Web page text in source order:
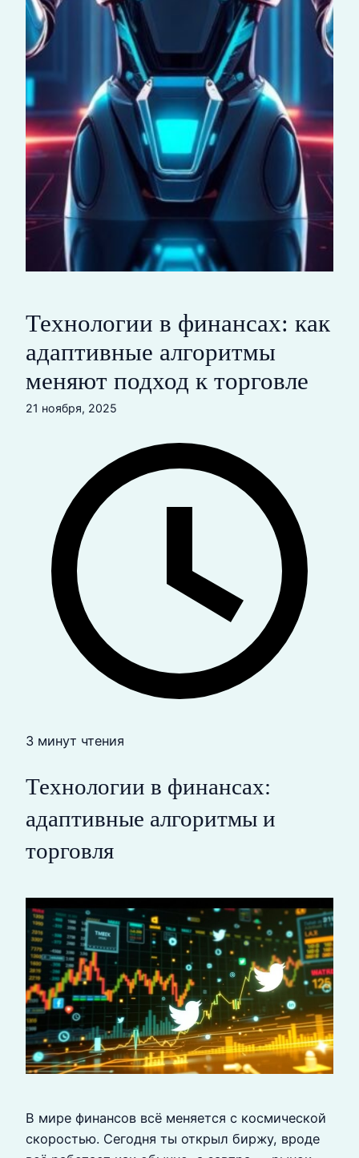
Технологии в финансах: как
адаптивные алгоритмы
меняют подход к торговле
21 ноября, 2025
3 минут чтения
Технологии в финансах:
адаптивные алгоритмы и
торговля
В мире финансов всё меняется с космической
скоростью. Сегодня ты открыл биржу, вроде